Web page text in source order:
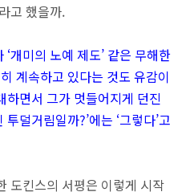
고 했을까.
‘개미의 노예 제도’ 같은 무해한
계속하고 있다는 것도 유감이
하면서 그가 멋들어지게 던진
덜거림일까?’에는 ‘그렇다’고
도킨스의 서평은 이렇게 시작